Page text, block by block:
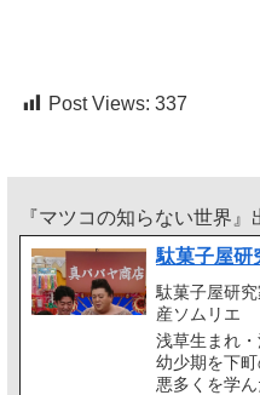
Post Views: 337
『マツコの知らない世界
駄菓子屋研
駄菓子屋研
産ソムリエ
浅草生まれ
幼少期を下
悪多くを学